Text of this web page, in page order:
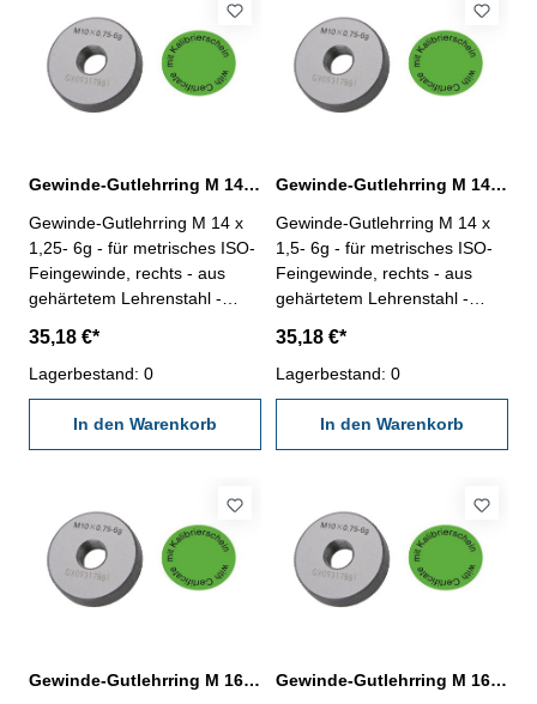
Gewinde-Gutlehrring M 14 x 1,25- 6g DIN 13
Gewinde-Gutlehrring M 14 x
1,25- 6g - für metrisches ISO-
Feingewinde, rechts - aus
gehärtetem Lehrenstahl -
Kalibrierschein nach
VDI/VDE/DGQ 2618/4.8
Abmessung: M 14 x 1,25
35,18 €*
Lagerbestand: 0
In den Warenkorb
Gewinde-Gutlehrring M 14 x 1,5- 6g DIN 13
Gewinde-Gutlehrring M 14 x
1,5- 6g - für metrisches ISO-
Feingewinde, rechts - aus
gehärtetem Lehrenstahl -
Kalibrierschein nach
VDI/VDE/DGQ 2618/4.8
Abmessung: M 14 x 1,5
35,18 €*
Lagerbestand: 0
In den Warenkorb
Gewinde-Gutlehrring M 16 x 0,75- 6g DIN 13
Gewinde-Gutlehrring M 16 x 1- 6g DIN 13